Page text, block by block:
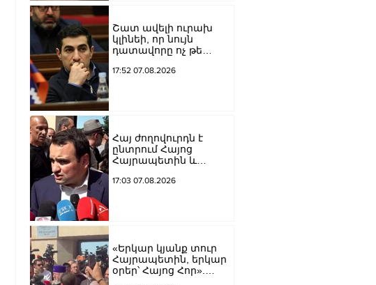
Շատ ավելի ուրախ
կլինեի, որ նույն
դատավորը ոչ թե
կարճեր քրեական
17:52 07.08.2026
Հայ ժողովուրդն է
ընտրում Հայոց
Հայրապետին և
ընթացակարգ չկա, չի էլ
17:03 07.08.2026
«Երկար կյանք տուր
Հայրապետին, երկար
օրեր՝ Հայոց Հոր».